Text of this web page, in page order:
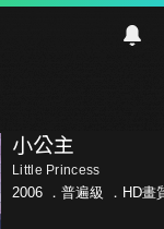
小公主
Little Princess
2006 ． 普遍級 ．HD畫